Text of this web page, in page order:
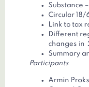
Substance
Circular 18/
Link to tax
Different
changes in
Summary
Participants
Armin